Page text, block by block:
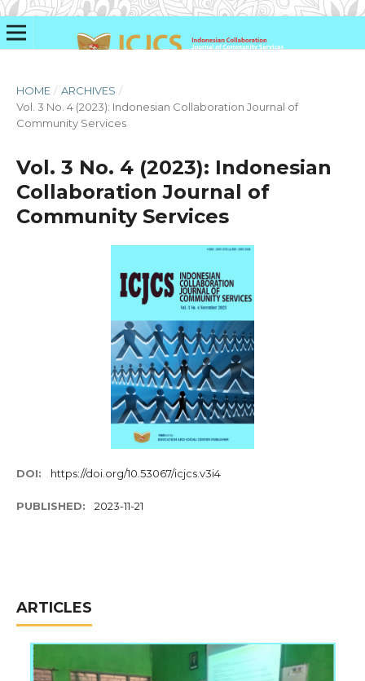
HOME / ARCHIVES /
Vol. 3 No. 4 (2023): Indonesian Collaboration Journal of
Community Services
Vol. 3 No. 4 (2023): Indonesian
Collaboration Journal of
Community Services
DOI: https://doi.org/10.53067/icjcs.v3i4
PUBLISHED: 2023-11-21
ARTICLES